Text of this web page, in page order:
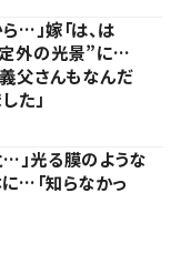
…」嫁「は、は
外の光景”に…
義父さんもなんだ
た」
…」光る膜のような
…「知らなかっ